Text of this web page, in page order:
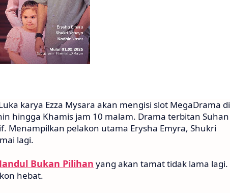
karya Ezza Mysara akan mengisi slot MegaDrama di
hingga Khamis jam 10 malam. Drama terbitan Suhan
Menampilkan pelakon utama Erysha Emyra, Shukri
lagi.
Bukan Pilihan yang akan tamat tidak lama lagi.
hebat.